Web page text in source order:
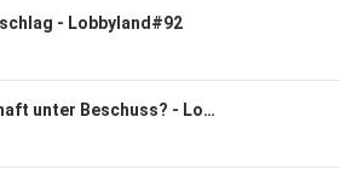
- Lobbyland#92
Zivilgesellschaft unter Beschuss? - Lobbyland#91